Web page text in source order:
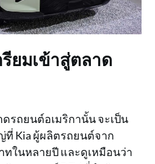
ยมเข้าสู่ตลาด
ดรถยนต์อเมริกานั้น จะเป็น
Kia ผู้ผลิตรถยนต์จาก
ทในหลายปี และดูเหมือนว่า